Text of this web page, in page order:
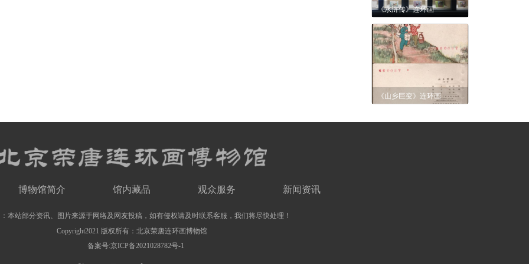
《水浒传》连环画
《山乡巨变》连环画
博物馆简介 馆内藏品 观众服务 新闻资讯
本站部分资讯、图片来源于网络及网友投稿，如有侵权请及时联系客服，我们将尽快处理！
Copyright2021 版权所有：北京荣唐连环画博物馆
备案号:京ICP备2021028782号-1